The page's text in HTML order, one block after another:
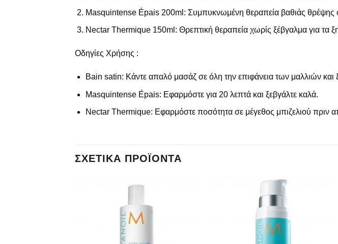
Masquintense Épais 200ml: Συμπυκνωμένη θεραπεία βαθιάς θρέψης
Nectar Thermique 150ml: Θρεπτική θεραπεία χωρίς ξέβγαλμα για τα
Οδηγίες Χρήσης :
Bain satin: Κάντε απαλό μασάζ σε όλη την επιφάνεια των μαλλιών και
Masquintense Épais: Εφαρμόστε για 20 λεπτά και ξεβγάλτε καλά.
Nectar Thermique: Εφαρμόστε ποσότητα σε μέγεθος μπιζελιού πριν
ΣΧΕΤΙΚΆ ΠΡΟΪΌΝΤΑ